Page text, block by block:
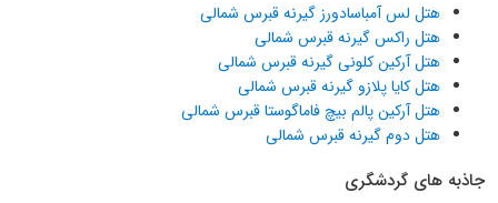
هتل لس آمباسادورز گیرنه قبرس شمالی
هتل راکس گیرنه قبرس شمالی
هتل آرکین کلونی گیرنه قبرس شمالی
هتل کایا پلازو گیرنه قبرس شمالی
هتل آرکین پالم بیچ فاماگوستا قبرس شمالی
هتل دوم گیرنه قبرس شمالی
جاذبه های گردشگری